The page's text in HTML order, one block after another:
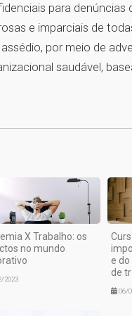
para denúncias
e imparciais de
por meio de
saudável,
X Trabalho: os
no mundo
2023
e
de
06/